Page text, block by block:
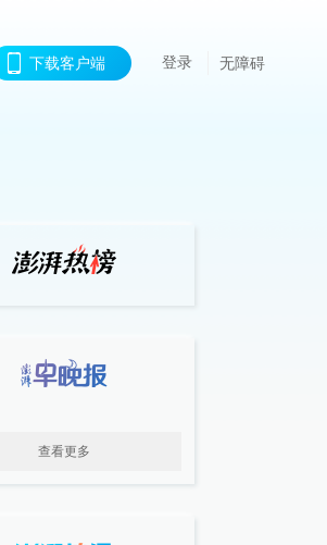
下载客户端 登录 无障碍
查看更多